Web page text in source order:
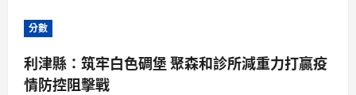
分數
利津縣：筑牢白色碉堡 聚森和診所減重力打贏疫
情防控阻擊戰